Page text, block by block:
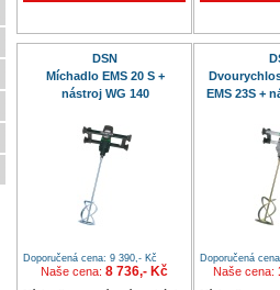
DSN
Míchadlo EMS 20 S +
nástroj WG 140
Doporučená cena: 9 390,- Kč
Naše cena: 8 736,- Kč
EMS 23S +
Doporučená
Naše cena: